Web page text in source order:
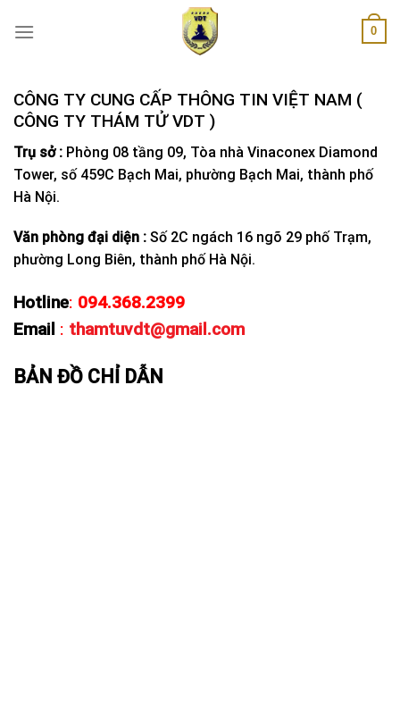
0
CÔNG TY CUNG CẤP THÔNG TIN VIỆT NAM (
CÔNG TY THÁM TỬ VDT )
Trụ sở : Phòng 08 tầng 09, Tòa nhà Vinaconex Diamond
Tower, số 459C Bạch Mai, phường Bạch Mai, thành phố
Hà Nội.
Văn phòng đại diện : Số 2C ngách 16 ngõ 29 phố Trạm,
phường Long Biên, thành phố Hà Nội.
Hotline: 094.368.2399
Email : thamtuvdt@gmail.com
BẢN ĐỒ CHỈ DẪN